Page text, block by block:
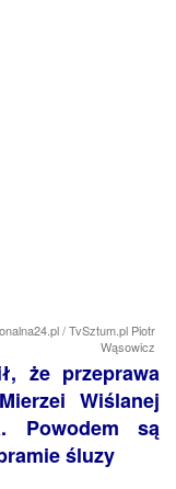
/ TvSztum.pl Piotr
Wąsowicz
że przeprawa
Wiślanej
Powodem są
śluzy